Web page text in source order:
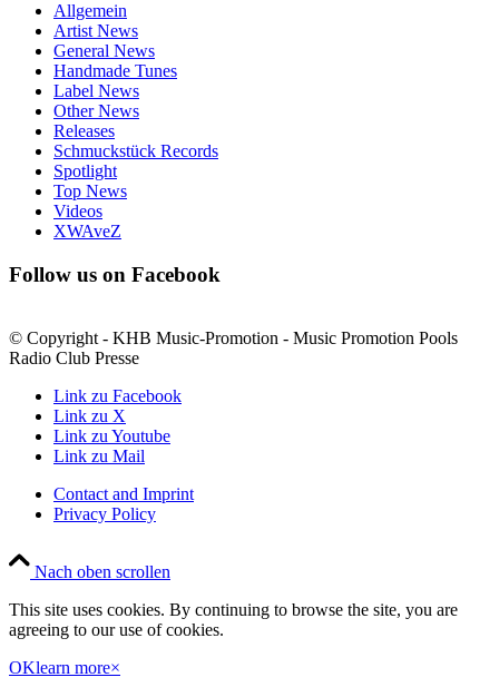
Allgemein
Artist News
General News
Handmade Tunes
Label News
Other News
Releases
Schmuckstück Records
Spotlight
Top News
Videos
XWAveZ
Follow us on Facebook
© Copyright - KHB Music-Promotion - Music Promotion Pools
Radio Club Presse
Link zu Facebook
Link zu X
Link zu Youtube
Link zu Mail
Contact and Imprint
Privacy Policy
Nach oben scrollen
This site uses cookies. By continuing to browse the site, you are
agreeing to our use of cookies.
OKlearn more×